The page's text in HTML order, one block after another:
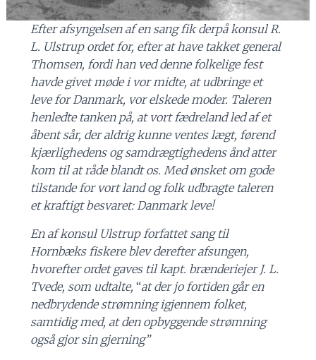
Efter afsyngelsen af en sang fik derpå konsul R.
L. Ulstrup ordet for, efter at have takket general
Thomsen, fordi han ved denne folkelige fest
havde givet møde i vor midte, at udbringe et
leve for Danmark, vor elskede moder. Taleren
henledte tanken på, at vort fædreland led af et
åbent sår, der aldrig kunne ventes lægt, førend
kjærlighedens og samdrægtighedens ånd atter
kom til at råde blandt os. Med ønsket om gode
tilstande for vort land og folk udbragte taleren
et kraftigt besvaret: Danmark leve!
En af konsul Ulstrup forfattet sang til
Hornbæks fiskere blev derefter afsungen,
hvorefter ordet gaves til kapt. brænderiejer J. L.
Tvede, som udtalte, “at der jo fortiden går en
nedbrydende strømning igjennem folket,
samtidig med, at den opbyggende strømning
også gjor sin gjerning”